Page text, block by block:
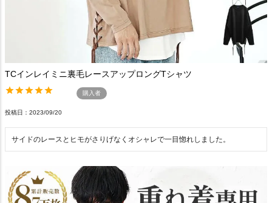
TCインレイミニ裏毛レースアップロングTシャツ
購入者
投稿日 2023/09/20
サイドのレースとヒモがさりげなくオシャレで一目惚れしました。